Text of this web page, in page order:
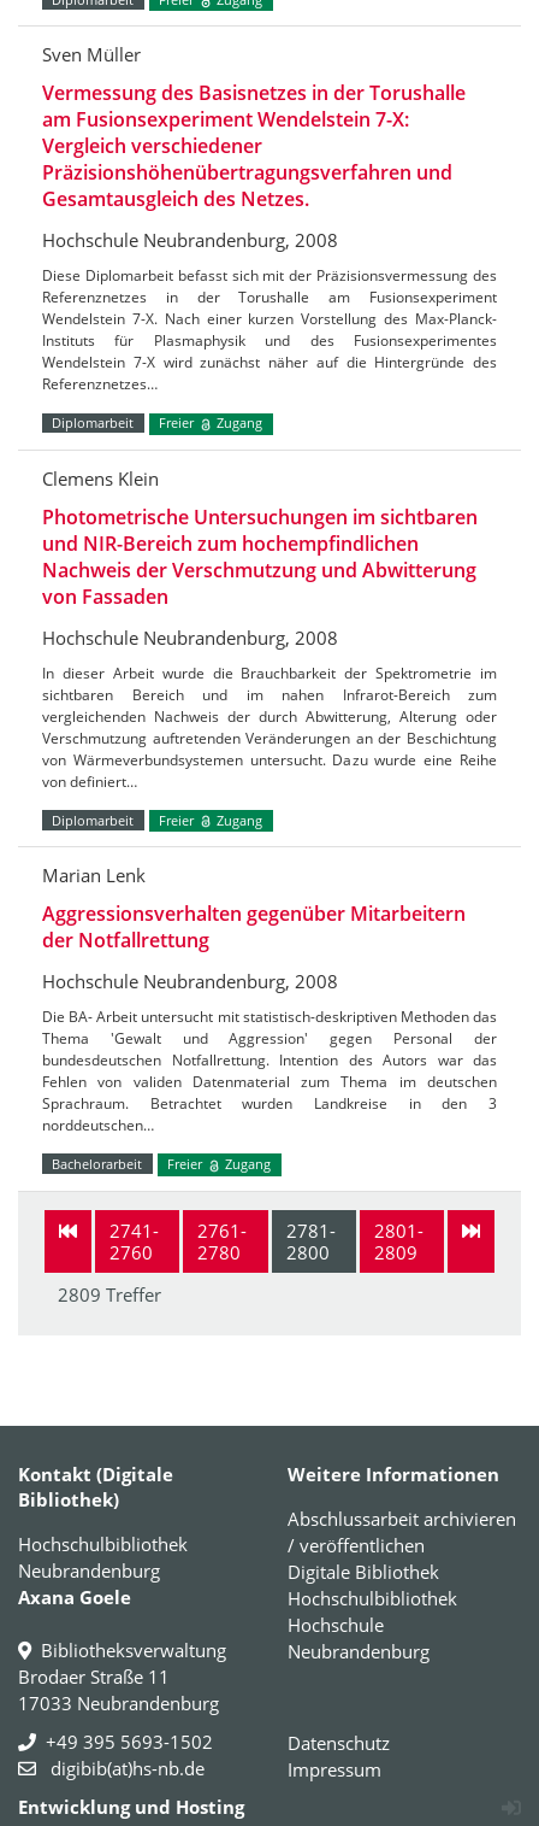
Sven Müller
Vermessung des Basisnetzes in der Torushalle
am Fusionsexperiment Wendelstein 7-X:
Vergleich verschiedener
Präzisionshöhenübertragungsverfahren und
Gesamtausgleich des Netzes.
Hochschule Neubrandenburg, 2008
Diese Diplomarbeit befasst sich mit der Präzisionsvermessung des
Referenznetzes in der Torushalle am Fusionsexperiment
Wendelstein 7-X. Nach einer kurzen Vorstellung des Max-Planck-
Instituts für Plasmaphysik und des Fusionsexperimentes
Wendelstein 7-X wird zunächst näher auf die Hintergründe des
Referenznetzes…
Diplomarbeit Freier Zugang
Clemens Klein
Photometrische Untersuchungen im sichtbaren
und NIR-Bereich zum hochempfindlichen
Nachweis der Verschmutzung und Abwitterung
von Fassaden
Hochschule Neubrandenburg, 2008
In dieser Arbeit wurde die Brauchbarkeit der Spektrometrie im
sichtbaren Bereich und im nahen Infrarot-Bereich zum
vergleichenden Nachweis der durch Abwitterung, Alterung oder
Verschmutzung auftretenden Veränderungen an der Beschichtung
von Wärmeverbundsystemen untersucht. Dazu wurde eine Reihe
von definiert…
Diplomarbeit Freier Zugang
Marian Lenk
Aggressionsverhalten gegenüber Mitarbeitern
der Notfallrettung
Hochschule Neubrandenburg, 2008
Die BA- Arbeit untersucht mit statistisch-deskriptiven Methoden das
Thema 'Gewalt und Aggression' gegen Personal der
bundesdeutschen Notfallrettung. Intention des Autors war das
Fehlen von validen Datenmaterial zum Thema im deutschen
Sprachraum. Betrachtet wurden Landkreise in den 3
norddeutschen…
Bachelorarbeit Freier Zugang
2741-
2760
2761-
2780
2781-
2800
2801-
2809
2809 Treffer
Kontakt (Digitale
Bibliothek)
Hochschulbibliothek
Neubrandenburg
Axana Goele
Bibliotheksverwaltung
Brodaer Straße 11
17033 Neubrandenburg
+49 395 5693-1502
digibib(at)hs-nb.de
Weitere Informationen
Abschlussarbeit archivieren
/ veröffentlichen
Digitale Bibliothek
Hochschulbibliothek
Hochschule
Neubrandenburg
Datenschutz
Impressum
Entwicklung und Hosting